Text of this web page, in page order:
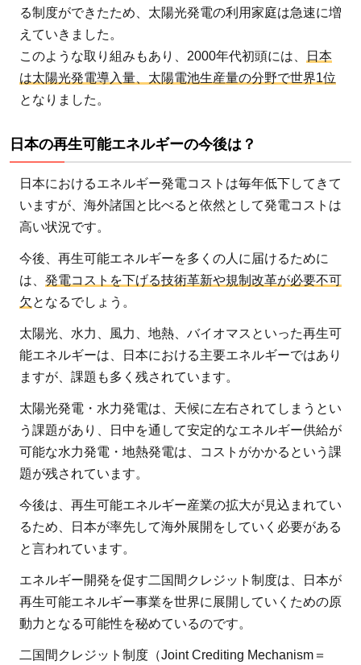
る制度ができたため、太陽光発電の利用家庭は急速に増
えていきました。
このような取り組みもあり、2000年代初頭には、
日本
は太陽光発電導入量、太陽電池生産量の分野で世界1位
となりました。
日本の再生可能エネルギーの今後は？
日本におけるエネルギー発電コストは毎年低下してきて
いますが、海外諸国と比べると依然として発電コストは
高い状況です。
今後、再生可能エネルギーを多くの人に届けるために
は、 発電コストを下げる技術革新や規制改革が必要不可
欠 となるでしょう。
太陽光、水力、風力、地熱、バイオマスといった再生可
能エネルギーは、日本における主要エネルギーではあり
ますが、課題も多く残されています。
太陽光発電・水力発電は、天候に左右されてしまうとい
う課題があり、日中を通して安定的なエネルギー供給が
可能な水力発電・地熱発電は、コストがかかるという課
題が残されています。
今後は、再生可能エネルギー産業の拡大が見込まれてい
るため、日本が率先して海外展開をしていく必要がある
と言われています。
エネルギー開発を促す二国間クレジット制度は、日本が
再生可能エネルギー事業を世界に展開していくための原
動力となる可能性を秘めているのです。
二国間クレジット制度（Joint Crediting Mechanism＝